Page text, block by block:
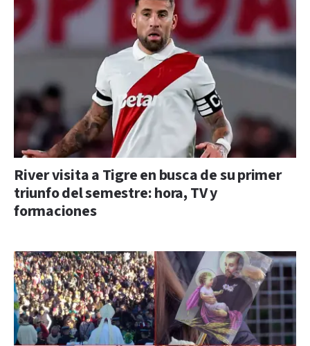
River visita a Tigre en busca de su primer
triunfo del semestre: hora, TV y
formaciones